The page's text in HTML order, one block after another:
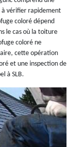
vérifier rapidement
coloré dépend
le cas où la toiture
coloré ne
cette opération
et une inspection de
à SLB.